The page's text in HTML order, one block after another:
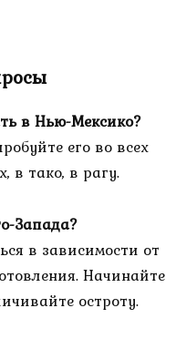
в Нью-Мексико?
его во всех
в тако, в рагу.
Запада?
в зависимости от
Начинайте
остроту.